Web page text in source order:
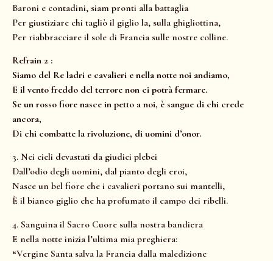
Baroni e contadini, siam pronti alla battaglia
Per giustiziare chi tagliò il giglio la, sulla ghigliottina,
Per riabbracciare il sole di Francia sulle nostre colline.
Refrain 2 :
Siamo del Re ladri e cavalieri e nella notte noi andiamo,
E il vento freddo del terrore non ci potrà fermare.
Se un rosso fiore nasce in petto a noi, è sangue di chi crede
ancora,
Di chi combatte la rivoluzione, di uomini d’onor.
3. Nei cieli devastati da giudici plebei
Dall’odio degli uomini, dal pianto degli eroi,
Nasce un bel fiore che i cavalieri portano sui mantelli,
È il bianco giglio che ha profumato il campo dei ribelli.
4. Sanguina il Sacro Cuore sulla nostra bandiera
E nella notte inizia l’ultima mia preghiera:
“Vergine Santa salva la Francia dalla maledizione